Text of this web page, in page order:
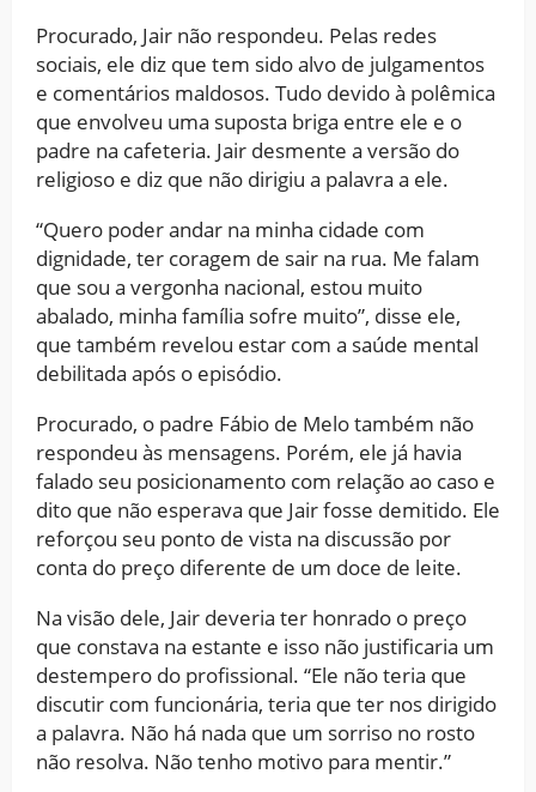
Procurado, Jair não respondeu. Pelas redes
sociais, ele diz que tem sido alvo de julgamentos
e comentários maldosos. Tudo devido à polêmica
que envolveu uma suposta briga entre ele e o
padre na cafeteria. Jair desmente a versão do
religioso e diz que não dirigiu a palavra a ele.
“Quero poder andar na minha cidade com
dignidade, ter coragem de sair na rua. Me falam
que sou a vergonha nacional, estou muito
abalado, minha família sofre muito”, disse ele,
que também revelou estar com a saúde mental
debilitada após o episódio.
Procurado, o padre Fábio de Melo também não
respondeu às mensagens. Porém, ele já havia
falado seu posicionamento com relação ao caso e
dito que não esperava que Jair fosse demitido. Ele
reforçou seu ponto de vista na discussão por
conta do preço diferente de um doce de leite.
Na visão dele, Jair deveria ter honrado o preço
que constava na estante e isso não justificaria um
destempero do profissional. “Ele não teria que
discutir com funcionária, teria que ter nos dirigido
a palavra. Não há nada que um sorriso no rosto
não resolva. Não tenho motivo para mentir.”